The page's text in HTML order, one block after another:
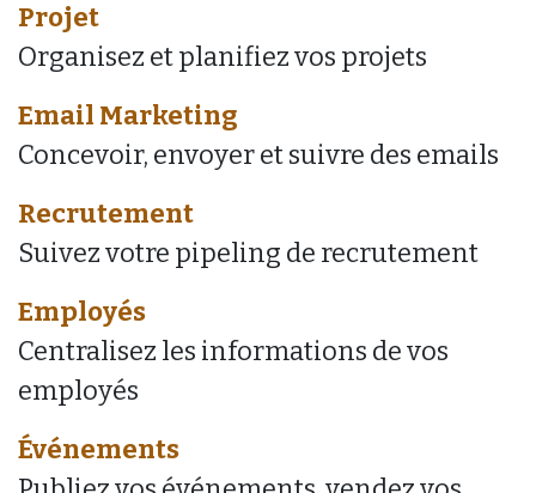
Projet
Organisez et planifiez vos projets
Email Marketing
Concevoir, envoyer et suivre des emails
Recrutement
Suivez votre pipeling de recrutement
Employés
Centralisez les informations de vos
employés
Événements